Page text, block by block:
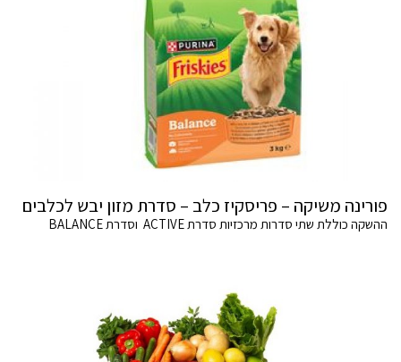
פורינה משיקה – פריסקיז כלב – סדרת מזון יבש לכלבים
ההשקה כוללת שתי סדרות מרכזיות סדרת ACTIVE וסדרת BALANCE